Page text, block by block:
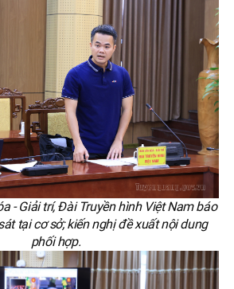
- Giải trí, Đài Truyền hình Việt Nam báo
tại cơ sở; kiến nghị đề xuất nội dung
phối hợp.